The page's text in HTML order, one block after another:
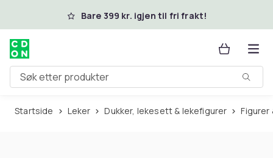
Hopp til hovedinnholdBare 399 kr. igjen til fri frakt!
Søk etter produkter
Startside Leker Dukker, lekesett & lekefigurer